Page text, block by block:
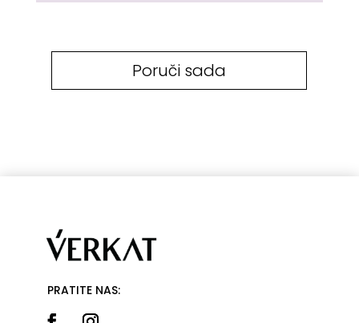
Poruči sada
PRATITE NAS: